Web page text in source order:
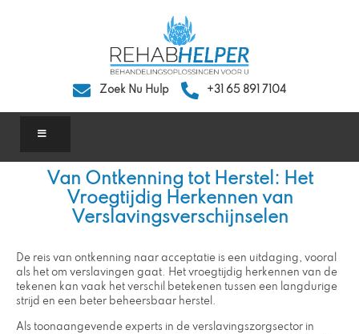
Zoek Nu Hulp +31 65 891 7104
Van Ontkenning tot Herstel: Het
Vroegtijdig Herkennen van
Verslavingsverschijnselen
De reis van ontkenning naar acceptatie is een uitdaging, vooral
als het om verslavingen gaat. Het vroegtijdig herkennen van de
tekenen kan vaak het verschil betekenen tussen een langdurige
strijd en een beter beheersbaar herstel.
Als toonaangevende experts in de verslavingszorgsector in